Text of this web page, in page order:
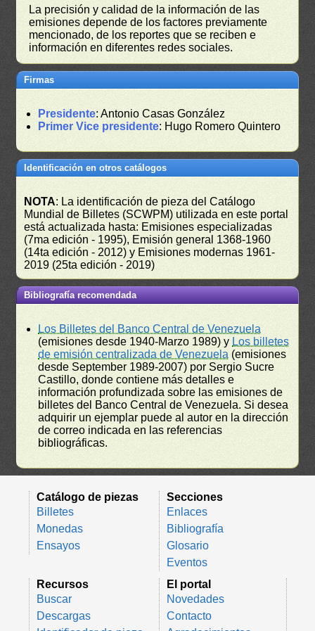
La precisión y calidad de la información de las
emisiones depende de los factores previamente
mencionado, de los reportes que se reciben e
información en diferentes redes sociales.
Firmas
Presidente: Antonio Casas González
Primer Vice presidente: Hugo Romero Quintero
Identificación en otros catálogos
NOTA: La identificación de pieza del Catálogo
Mundial de Billetes (SCWPM) utilizada en este portal
está actualizada hasta: Emisiones especializadas
(7ma edición - 1995), Emisión general 1368-1960
(14ta edición - 2012) y Emisiones modernas 1961-
2019 (25ta edición - 2019)
Bibliografía recomendada
Los Billetes del Banco Central de Venezuela
(emisiones desde 1940-Marzo 1989) y Los billetes
de emisión centralizada de Venezuela (emisiones
desde September 1989-2007) por Sergio Sucre
Castillo, donde contiene más detalles e
información profundizada sobre las emisiones de
billetes del Banco Central de Venezuela. Si desea
adquirir un ejemplar puede al autor en la dirección
de correo indicada en las referencias
bibliográficas.
Catálogo de piezas
Billetes
Monedas
Ensayos
Secciones
Enlaces
Bibliografía
Glosario
Eventos
Recursos
Buscar
Descargas
El portal
Novedades
Contacto